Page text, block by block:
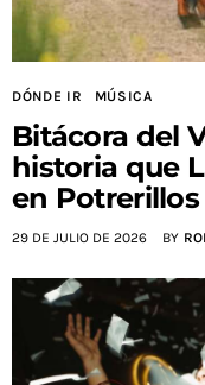
DÓNDE IR MÚSICA
Bitácora del
historia que
en Potrerillos
29 DE JULIO DE 2026 BY